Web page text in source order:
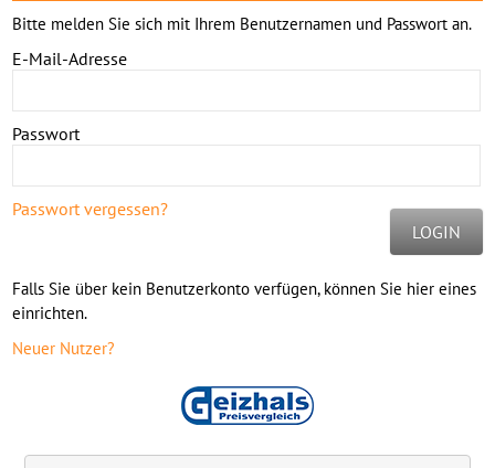
Bitte melden Sie sich mit Ihrem Benutzernamen und Passwort an.
E-Mail-Adresse
Passwort
LOGIN
Passwort vergessen?
Falls Sie über kein Benutzerkonto verfügen, können Sie hier eines
einrichten.
Neuer Nutzer?